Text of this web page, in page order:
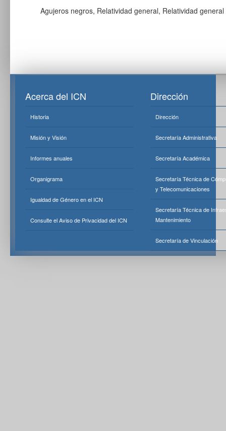
Agujeros negros, Relatividad general, Relatividad
Acerca del ICN
Historia
Misión y Visión
Informes anuales
Organigrama
Igualdad de Género en el ICN
Consulte el Aviso de Privacidad del ICN
Dirección
Dirección
Secretaría Administrativa
Secretaría Académica
Secretaría Técnica de
y Telecomunicaciones
Secretaría Técnica de
Mantenimiento
Secretaría de Vinculación